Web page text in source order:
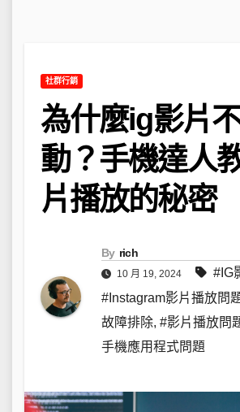
社群行銷
為什麼ig影片
動？手機達人
片播放的秘密
By rich
10 月 19, 2024 #IG
#Instagram影片播放問
故障排除, #影片播放問
手機應用程式問題